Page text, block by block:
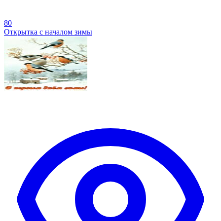
80
Открытка с началом зимы